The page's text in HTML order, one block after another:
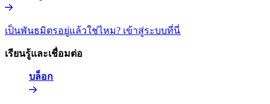
เป็นพันธมิตรอยู่แล้วใช่ไหม? เข้าสู่ระบบที่นี่​​
เรียนรู้และเชื่อมต่อ​​
บล็อก​​